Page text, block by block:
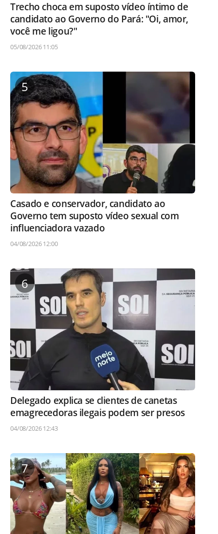
Trecho choca em suposto vídeo íntimo de
candidato ao Governo do Pará: "Oi, amor,
você me ligou?"
05/08/2026 11:05
5
Casado e conservador, candidato ao
Governo tem suposto vídeo sexual com
influenciadora vazado
04/08/2026 12:00
6
Delegado explica se clientes de canetas
emagrecedoras ilegais podem ser presos
04/08/2026 12:43
7